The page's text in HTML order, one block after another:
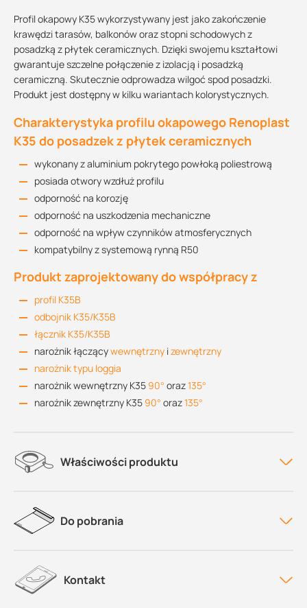
Profil okapowy K35 wykorzystywany jest jako zakończenie
krawędzi tarasów, balkonów oraz stopni schodowych z
posadzką z płytek ceramicznych. Dzięki swojemu kształtowi
gwarantuje szczelne połączenie z izolacją i posadzką
ceramiczną. Skutecznie odprowadza wilgoć spod posadzki.
Produkt jest dostępny w kilku wariantach kolorystycznych.
Charakterystyka profilu okapowego Renoplast
K35 do posadzek z płytek ceramicznych
wykonany z aluminium pokrytego powłoką poliestrową
posiada otwory wzdłuż profilu
odporność na korozję
odporność na uszkodzenia mechaniczne
odporność na wpływ czynników atmosferycznych
kompatybilny z systemową rynną R50
Produkt zaprojektowany do współpracy z
profil K35B
odbojnik K35/K35B
łącznik K35/K35B
narożnik łączącywewnętrzny izewnętrzny
narożnik typu loggia
narożnik wewnętrzny K35 90° oraz135°
narożnik zewnętrzny K35 90° oraz135°
Właściwości produktu
Do pobrania
Kontakt